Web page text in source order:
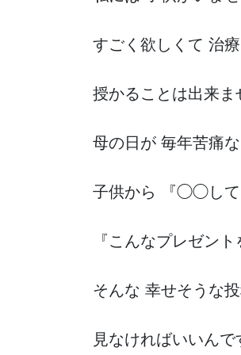
すごく欲しくて 治
授かることは出来ま
母の日が 毎年苦痛
子供から 『◯◯して
『こんなプレゼント
そんな 幸せそうな
見なければいいんで